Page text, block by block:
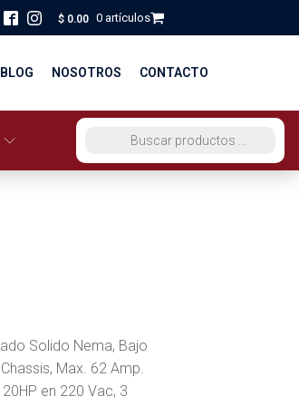
$0.00 0 artículos
BLOG NOSOTROS CONTACTO
BÚSQUEDA DE PRODUCTOS
Solido Nema, Bajo
Max. 62 Amp.
en 220 Vac, 3